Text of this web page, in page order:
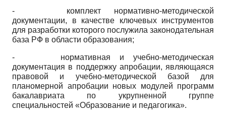
- комплект нормативно-методической
документации, в качестве ключевых инструментов
для разработки которого послужила законодательная
база РФ в области образования;
- нормативная и учебно-методическая
документация в поддержку апробации, являющаяся
правовой и учебно-методической базой для
планомерной апробации новых модулей программ
бакалавриата по укрупненной группе
специальностей «Образование и педагогика».